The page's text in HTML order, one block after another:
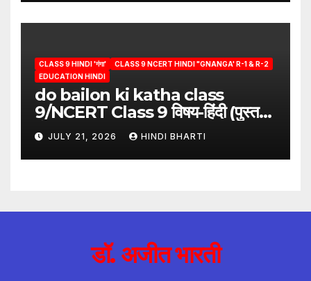
CLASS 9 HINDI 'गंगा'
CLASS 9 NCERT HINDI "GNANGA' R-1 & R-2
EDUCATION HINDI
do bailon ki katha class
9/NCERT Class 9 विषय-हिंदी (पुस्तक-
गंगा)JULY 21, 2026 HINDI BHARTI
डॉ. अजीत भारती